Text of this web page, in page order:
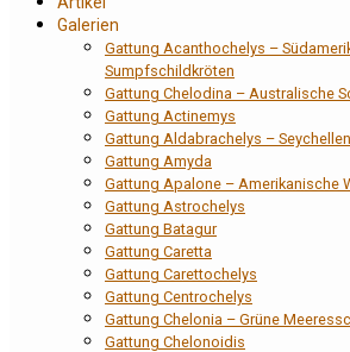
Galerien
Gattung Acanthochelys –
Sumpfschildkröten
Gattung Chelodina – Australische
Gattung Actinemys
Gattung Aldabrachelys –
Gattung Amyda
Gattung Apalone – Amerikanische
Gattung Astrochelys
Gattung Batagur
Gattung Caretta
Gattung Carettochelys
Gattung Centrochelys
Gattung Chelonia – Grüne
Gattung Chelonoidis